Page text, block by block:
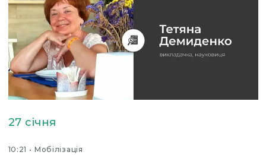
27 січня
10:21 Мобілізація